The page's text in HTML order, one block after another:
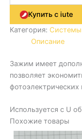
Купить с iute
Категория:
Описание
Зажим имеет
позволяет
фотоэлектрических
Используется с U
Похожие товары